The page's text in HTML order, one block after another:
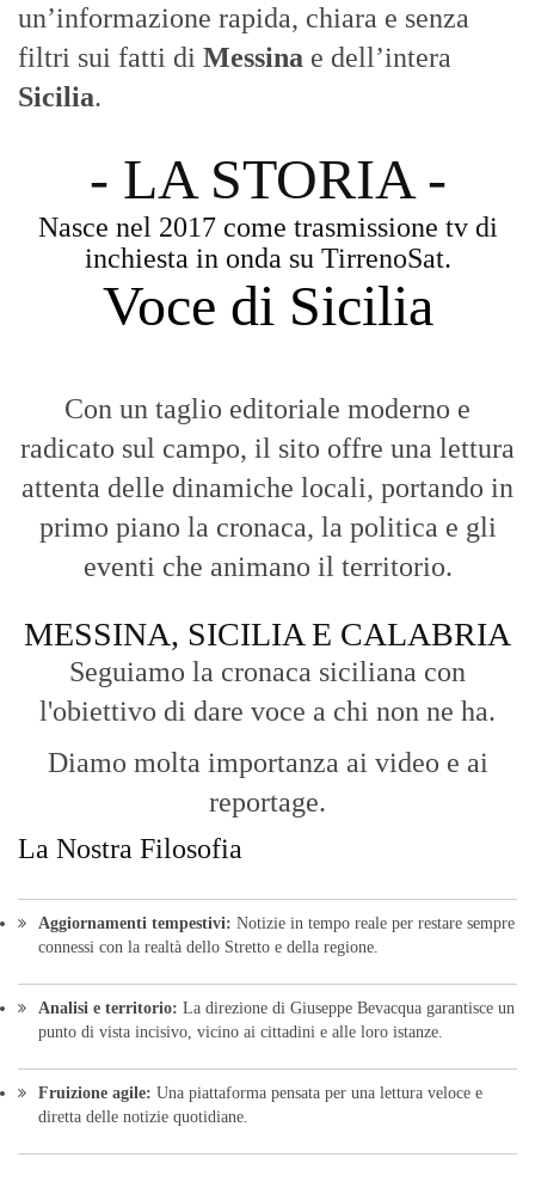
un’informazione rapida, chiara e senza
filtri sui fatti di Messina e dell’intera
Sicilia.
- LA STORIA -
Nasce nel 2017 come trasmissione tv di
inchiesta in onda su TirrenoSat.
Voce di Sicilia
Con un taglio editoriale moderno e
radicato sul campo, il sito offre una lettura
attenta delle dinamiche locali, portando in
primo piano la cronaca, la politica e gli
eventi che animano il territorio.
MESSINA, SICILIA E CALABRIA
Seguiamo la cronaca siciliana con
l'obiettivo di dare voce a chi non ne ha.
Diamo molta importanza ai video e ai
reportage.
La Nostra Filosofia
Aggiornamenti tempestivi: Notizie in tempo reale per restare sempre
connessi con la realtà dello Stretto e della regione.
Analisi e territorio: La direzione di Giuseppe Bevacqua garantisce un
punto di vista incisivo, vicino ai cittadini e alle loro istanze.
Fruizione agile: Una piattaforma pensata per una lettura veloce e
diretta delle notizie quotidiane.